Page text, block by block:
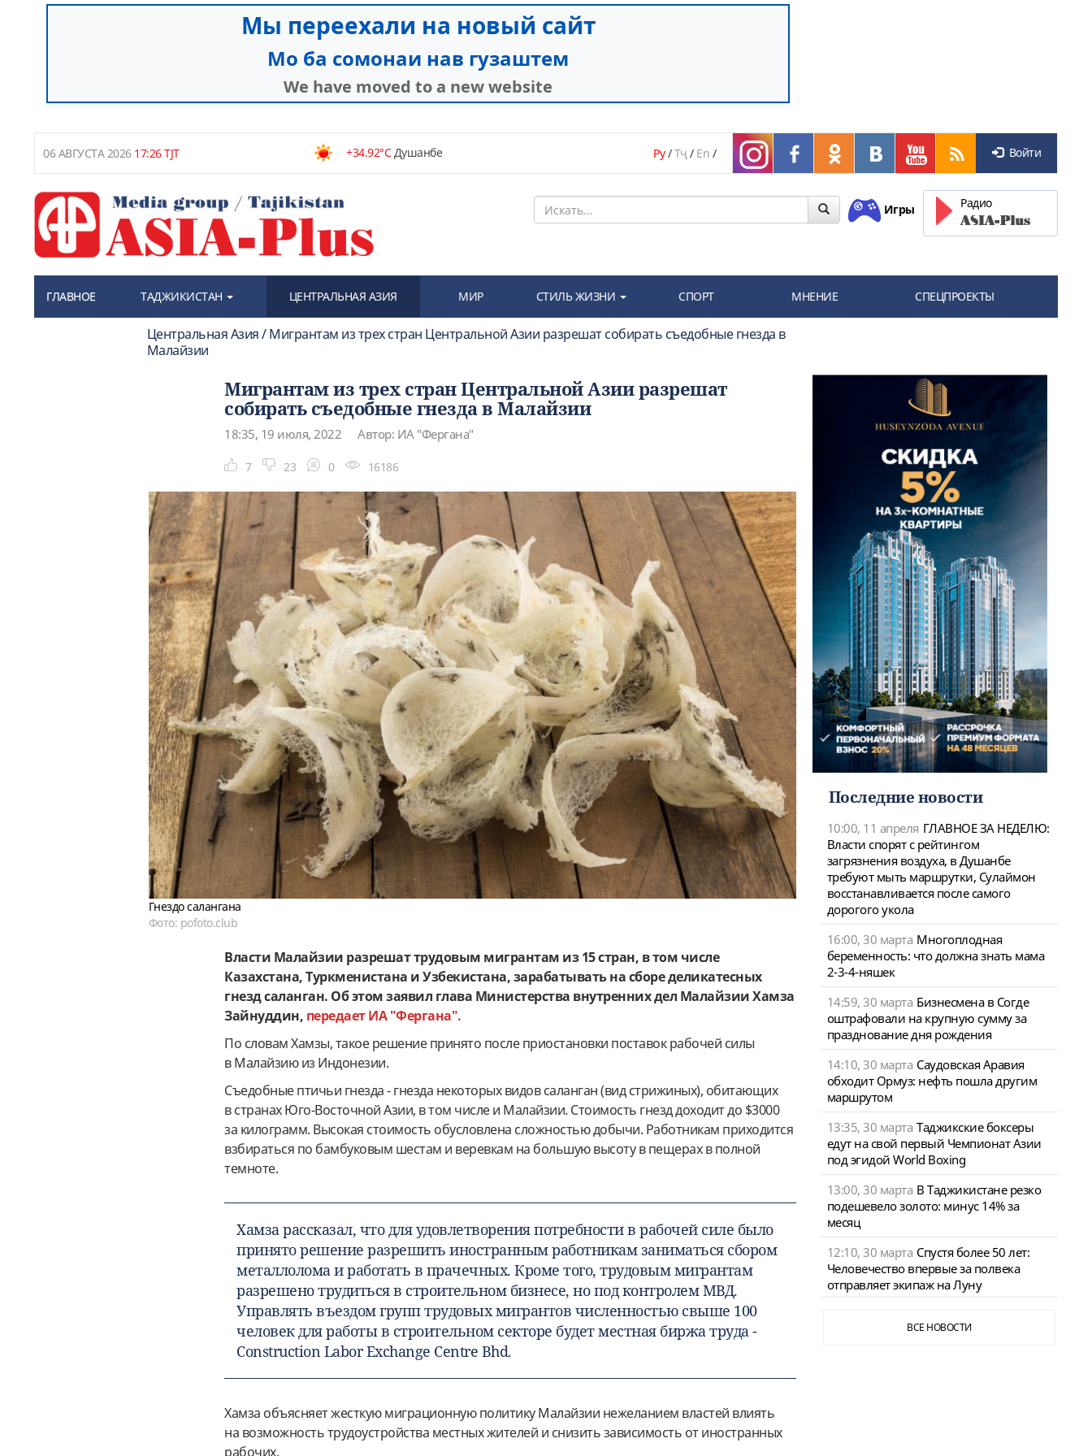
06 АВГУСТА 202617:26 TJT +34.92°CДушанбе Ру/Тҷ/ En / Войти
Игры Радио
ГЛАВНОЕ ТАДЖИКИСТАН ЦЕНТРАЛЬНАЯ АЗИЯ МИР СТИЛЬ ЖИЗНИ СПОРТ МНЕНИЕ СПЕЦПРОЕКТЫ
Центральная Азия / Мигрантам из трех стран Центральной Азии разрешат собирать съедобные гнезда в
Малайзии
Мигрантам из трех стран Центральной Азии разрешат
собирать съедобные гнезда в Малайзии
18:35, 19 июля, 2022 Автор: ИА "Фергана"
7 23 0 16186
Гнездо салангана
Фото: pofoto.club
Власти Малайзии разрешат трудовым мигрантам из 15 стран, в том числе
Казахстана, Туркменистана и Узбекистана, зарабатывать на сборе деликатесных
гнезд саланган. Об этом заявил глава Министерства внутренних дел Малайзии Хамза
Зайнуддин, передает ИА "Фергана".
По словам Хамзы, такое решение принято после приостановки поставок рабочей силы
в Малайзию из Индонезии.
Съедобные птичьи гнезда - гнезда некоторых видов саланган (вид стрижиных), обитающих
в странах Юго-Восточной Азии, в том числе и Малайзии. Стоимость гнезд доходит до $3000
за килограмм. Высокая стоимость обусловлена сложностью добычи. Работникам приходится
взбираться по бамбуковым шестам и веревкам на большую высоту в пещерах в полной
темноте.
Хамза рассказал, что для удовлетворения потребности в рабочей силе было
принято решение разрешить иностранным работникам заниматься сбором
металлолома и работать в прачечных. Кроме того, трудовым мигрантам
разрешено трудиться в строительном бизнесе, но под контролем МВД.
Управлять въездом групп трудовых мигрантов численностью свыше 100
человек для работы в строительном секторе будет местная биржа труда -
Construction Labor Exchange Centre Bhd.
Хамза объясняет жесткую миграционную политику Малайзии нежеланием властей влиять
на возможность трудоустройства местных жителей и снизить зависимость от иностранных
рабочих.
Последние новости
10:00, 11 апреля ГЛАВНОЕ ЗА НЕДЕЛЮ:
Власти спорят с рейтингом
загрязнения воздуха, в Душанбе
требуют мыть маршрутки, Сулаймон
восстанавливается после самого
дорогого укола
16:00, 30 марта Многоплодная
беременность: что должна знать мама
2-3-4-няшек
14:59, 30 марта Бизнесмена в Согде
оштрафовали на крупную сумму за
празднование дня рождения
14:10, 30 марта Саудовская Аравия
обходит Ормуз: нефть пошла другим
маршрутом
13:35, 30 марта Таджикские боксеры
едут на свой первый Чемпионат Азии
под эгидой World Boxing
13:00, 30 марта В Таджикистане резко
подешевело золото: минус 14% за
месяц
12:10, 30 марта Спустя более 50 лет:
Человечество впервые за полвека
отправляет экипаж на Луну
ВСЕ НОВОСТИ